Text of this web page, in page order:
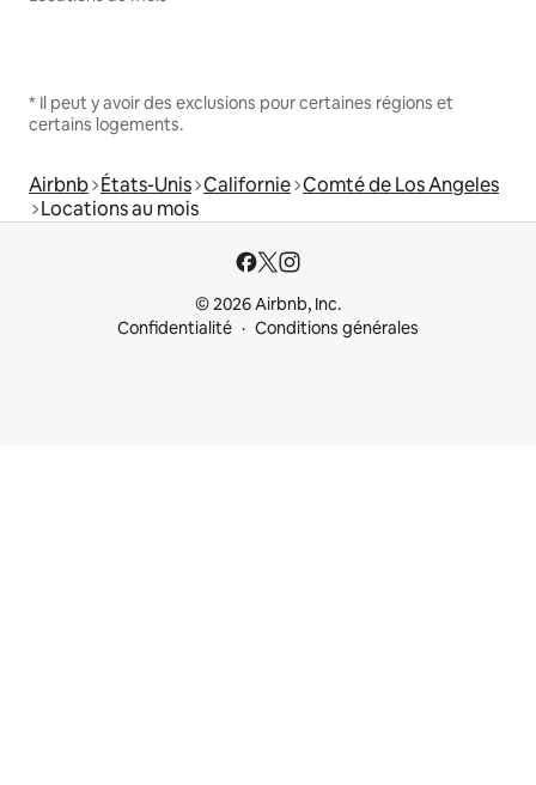
* Il peut y avoir des exclusions pour certaines régions et
certains logements.
Airbnb États-Unis Californie Comté de Los Angeles
Locations au mois
© 2026 Airbnb, Inc.
Confidentialité
Conditions générales